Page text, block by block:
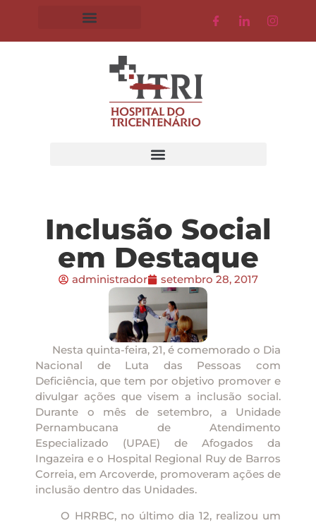
Inclusão Social
em Destaque
administrador setembro 28, 2017
Nesta quinta-feira, 21, é comemorado o Dia
Nacional de Luta das Pessoas com
Deficiência, que tem por objetivo promover e
divulgar ações que visem a inclusão social.
Durante o mês de setembro, a Unidade
Pernambucana de Atendimento
Especializado (UPAE) de Afogados da
Ingazeira e o Hospital Regional Ruy de Barros
Correia, em Arcoverde, promoveram ações de
inclusão dentro das Unidades.
O HRRBC, no último dia 12, realizou um